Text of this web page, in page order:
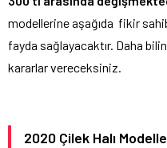
modellerine aşağıda fikir
fayda sağlayacaktır. Daha
kararlar vereceksiniz.
2020 Çilek Halı